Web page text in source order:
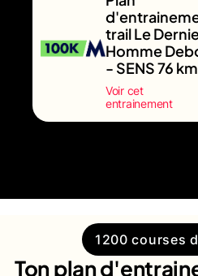
trail Le
Homme
- SENS 76 km
Voir cet
entrainement
1200 courses
Ton plan